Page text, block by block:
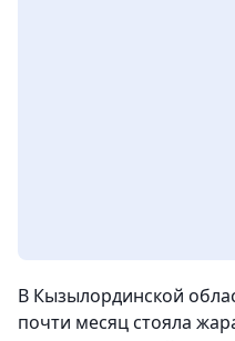
В Кызылординской
почти месяц стояла